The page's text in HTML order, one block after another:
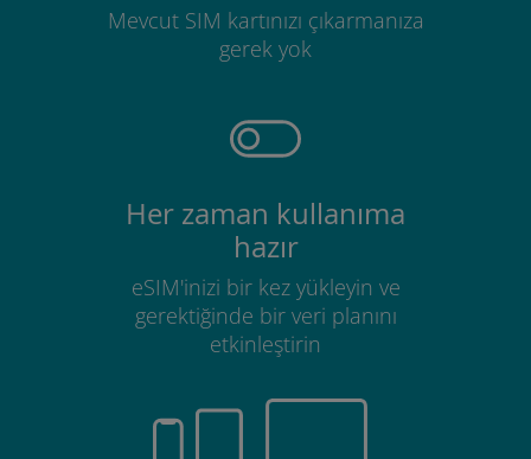
Mevcut SIM kartınızı çıkarmanıza
gerek yok
Her zaman kullanıma
hazır
eSIM'inizi bir kez yükleyin ve
gerektiğinde bir veri planını
etkinleştirin